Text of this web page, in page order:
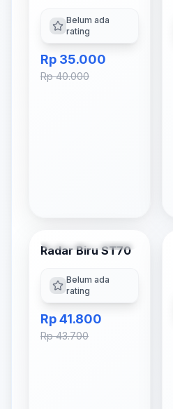
Belum ada
rating
Rp 35.000
Rp 40.000
-4% OFF
Radar Biru ST70
Belum ada
rating
Rp 41.800
Rp 43.700